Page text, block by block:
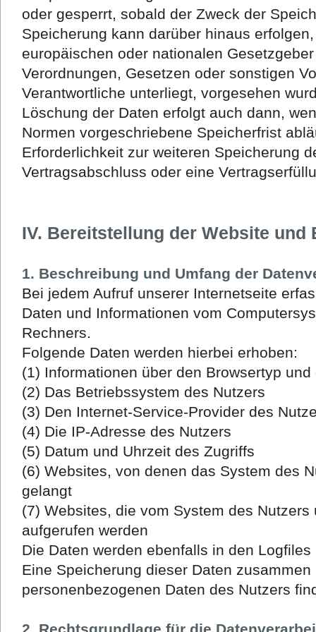
oder gesperrt, sobald der Zweck der
Speicherung kann darüber hinaus
europäischen oder nationalen
Verordnungen, Gesetzen oder sonstigen
Verantwortliche unterliegt, vorgesehen
Löschung der Daten erfolgt auch dann,
Normen vorgeschriebene Speicherfrist
Erforderlichkeit zur weiteren Speicherung
Vertragsabschluss oder eine
IV. Bereitstellung der Website
1. Beschreibung und Umfang der
Bei jedem Aufruf unserer Internetseite
Daten und Informationen vom
Rechners.
Folgende Daten werden hierbei erhoben:
(1) Informationen über den Browsertyp
(2) Das Betriebssystem des Nutzers
(3) Den Internet-Service-Provider des
(4) Die IP-Adresse des Nutzers
(5) Datum und Uhrzeit des Zugriffs
(6) Websites, von denen das System des
gelangt
(7) Websites, die vom System des Nutzers
aufgerufen werden
Die Daten werden ebenfalls in den
Eine Speicherung dieser Daten zusammen
personenbezogenen Daten des Nutzers